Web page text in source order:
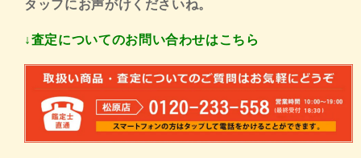
タッフにお声がけくださいね。
↓査定についてのお問い合わせはこちら